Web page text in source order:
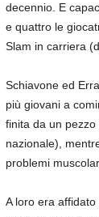
decennio. E
e quattro le
Slam in carriera
Schiavone ed
più giovani a
finita da un pezzo
nazionale),
problemi
A loro era